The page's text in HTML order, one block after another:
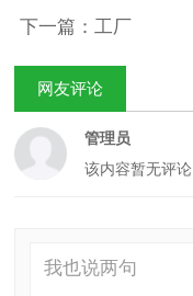
下一篇：工厂
网友评论
管理员
该内容暂无评论